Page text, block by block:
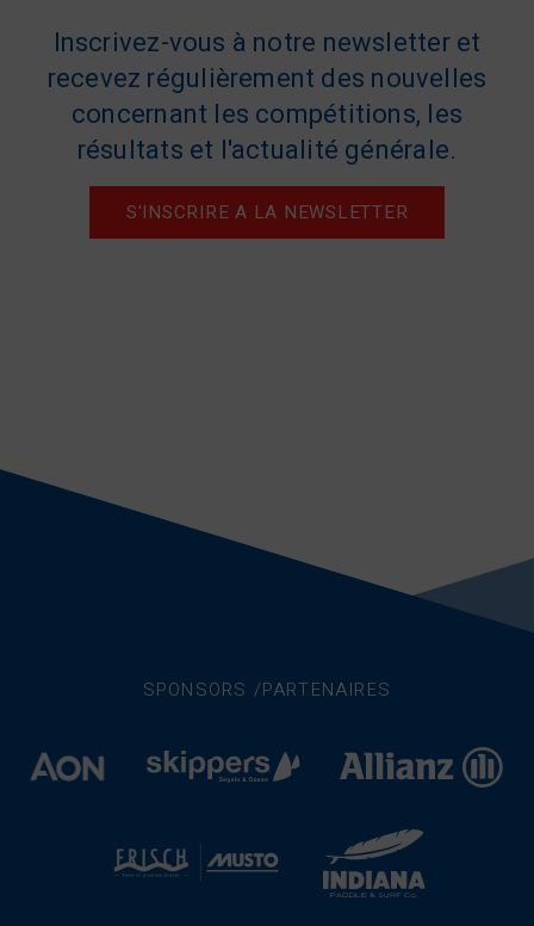
Inscrivez-vous à notre newsletter et
recevez régulièrement des nouvelles
concernant les compétitions, les
résultats et l'actualité générale.
S'INSCRIRE A LA NEWSLETTER
SPONSORS /PARTENAIRES